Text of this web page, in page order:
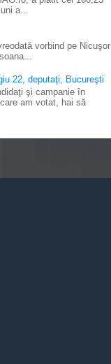
a...
vorbind pe Nicuşor
22, deputaţi, Bucureşti
şi campanie în
am votat, hai să